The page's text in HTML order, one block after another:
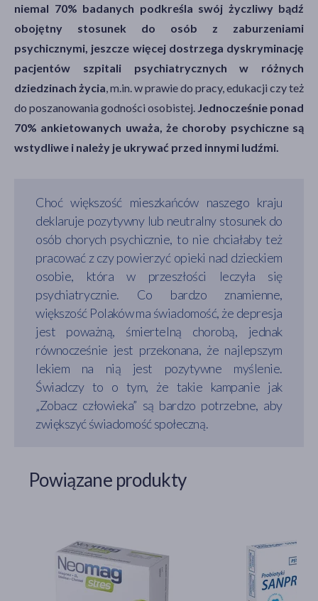
niemal 70% badanych podkreśla swój życzliwy bądź
obojętny stosunek do osób z zaburzeniami
psychicznymi, jeszcze więcej dostrzega dyskryminację
pacjentów szpitali psychiatrycznych w różnych
dziedzinach życia , m.in. w prawie do pracy, edukacji czy też
do poszanowania godności osobistej. Jednocześnie ponad
70% ankietowanych uważa, że choroby psychiczne są
wstydliwe i należy je ukrywać przed innymi ludźmi.
Choć większość mieszkańców naszego kraju
deklaruje pozytywny lub neutralny stosunek do
osób chorych psychicznie, to nie chciałaby też
pracować z czy powierzyć opieki nad dzieckiem
osobie, która w przeszłości leczyła się
psychiatrycznie. Co bardzo znamienne,
większość Polaków ma świadomość, że depresja
jest poważną, śmiertelną chorobą, jednak
równocześnie jest przekonana, że najlepszym
lekiem na nią jest pozytywne myślenie.
Świadczy to o tym, że takie kampanie jak
„Zobacz człowieka” są bardzo potrzebne, aby
zwiększyć świadomość społeczną.
Powiązane produkty